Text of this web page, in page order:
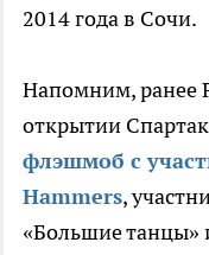
2014 года в Сочи.
Напомним, ранее
открытии
флэшмоб с
Hammers,
«Большие танцы»